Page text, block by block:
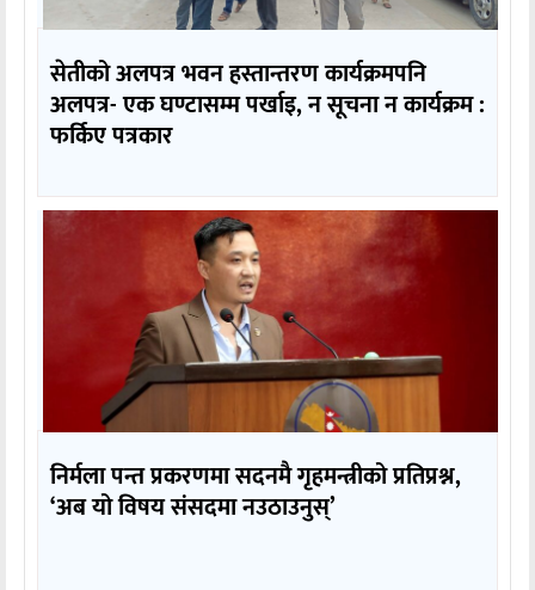
सेतीको अलपत्र भवन हस्तान्तरण कार्यक्रमपनि
अलपत्र- एक घण्टासम्म पर्खाइ, न सूचना न कार्यक्रम :
फर्किए पत्रकार
निर्मला पन्त प्रकरणमा सदनमै गृहमन्त्रीको प्रतिप्रश्न,
‘अब यो विषय संसदमा नउठाउनुस्’